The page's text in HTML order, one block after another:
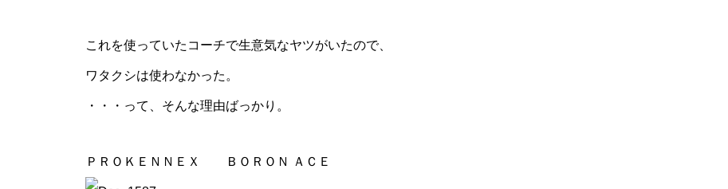
これを使っていたコーチで生意気なヤツがいたので、
ワタクシは使わなかった。
・・・って、そんな理由ばっかり。
ＰＲＯＫＥＮＮＥＸ ＢＯＲＯＮ ＡＣＥ